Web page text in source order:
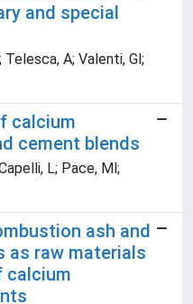
and special
A; Valenti, Gl;
calcium
cement blends
L; Pace, Ml;
ash and
as raw materials
calcium